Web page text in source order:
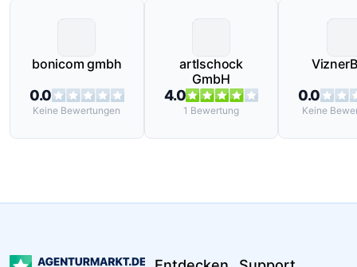
bonicom gmbh
0.0
Keine Bewertungen
artIschock
GmbH
4.0
1 Bewertung
0.0
Keine